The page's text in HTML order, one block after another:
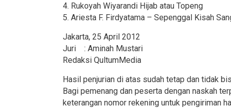
4. Rukoyah Wiyarandi Hijab atau Topeng
5. Ariesta F. Firdyatama – Sepenggal Kisah
Jakarta, 25 April 2012
Juri : Aminah Mustari
Redaksi QultumMedia
Hasil penjurian di atas sudah tetap dan tidak
Bagi pemenang dan peserta dengan naskah
keterangan nomor rekening untuk pengiriman